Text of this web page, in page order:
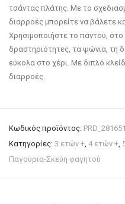
τσάντας πλάτης. Με το
διαρροές μπορείτε να βάλετε
Χρησιμοποιήστε το παντού, στο
δραστηριότητες, τα ψώνια, τη
εύκολα στο χέρι. Με διπλό
διαρροές.
Κωδικός προϊόντος:
Κατηγορίες: 3 ετών +, 4 ετών +,
Παγούρια-Σκεύη φαγητού